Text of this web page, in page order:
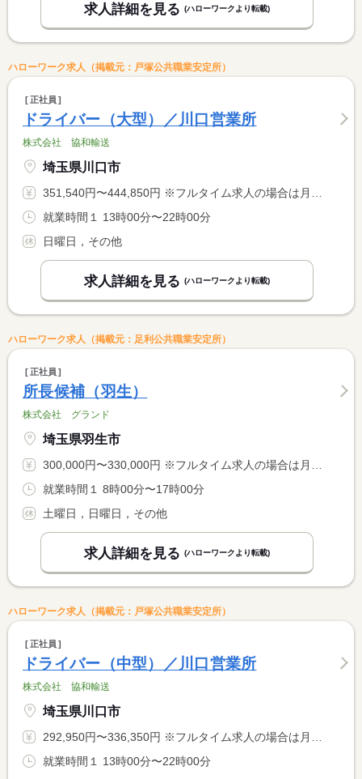
求人詳細を見る (ハローワークより転載)
ハローワーク求人（掲載元：戸塚公共職業安定所）
正社員
ドライバー（大型）／川口営業所
株式会社 協和輸送
埼玉県川口市
351,540円〜444,850円 ※フルタイム求人の場合は月額（換算額）、パート求人の場合は時間額を表示しています。
就業時間１ 13時00分〜22時00分
日曜日，その他
求人詳細を見る (ハローワークより転載)
ハローワーク求人（掲載元：足利公共職業安定所）
正社員
所長候補（羽生）
株式会社 グランド
埼玉県羽生市
300,000円〜330,000円 ※フルタイム求人の場合は月額（換算額）、パート求人の場合は時間額を表示しています。
就業時間１ 8時00分〜17時00分
土曜日，日曜日，その他
求人詳細を見る (ハローワークより転載)
ハローワーク求人（掲載元：戸塚公共職業安定所）
正社員
ドライバー（中型）／川口営業所
株式会社 協和輸送
埼玉県川口市
292,950円〜336,350円 ※フルタイム求人の場合は月額（換算額）、パート求人の場合は時間額を表示しています。
就業時間１ 13時00分〜22時00分